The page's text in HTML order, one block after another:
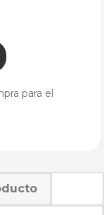
para el